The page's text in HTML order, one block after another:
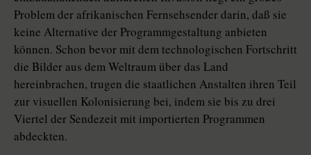
Problem der afrikanischen Fernsehsender darin, daß sie
keine Alternative der Programmgestaltung anbieten
können. Schon bevor mit dem technologischen Fortschritt
die Bilder aus dem Weltraum über das Land
hereinbrachen, trugen die staatlichen Anstalten ihren Teil
zur visuellen Kolonisierung bei, indem sie bis zu drei
Viertel der Sendezeit mit importierten Programmen
abdeckten.